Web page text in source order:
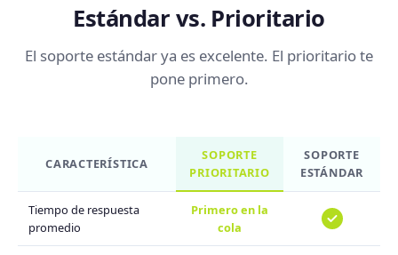
Estándar vs. Prioritario
El soporte estándar ya es excelente. El prioritario te
pone primero.
CARACTERÍSTICA
SOPORTE
PRIORITARIO
SOPORTE
ESTÁNDAR
Tiempo de respuesta
promedio
Primero en la
cola